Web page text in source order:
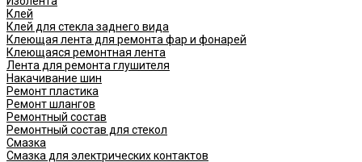
Клей
Клей для стекла заднего вида
Клеющая лента для ремонта фар и фонарей
Клеющаяся ремонтная лента
Лента для ремонта глушителя
Накачивание шин
Ремонт пластика
Ремонт шлангов
Ремонтный состав
Ремонтный состав для стекол
Смазка
Смазка для электрических контактов